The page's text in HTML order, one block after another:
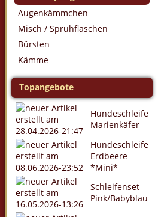
Augenkämmchen
Misch / Sprühflaschen
Bürsten
Kämme
Topangebote
Hundeschleife
Marienkäfer
Hundeschleife
Erdbeere
*Mini*
Schleifenset
Pink/Babyblau